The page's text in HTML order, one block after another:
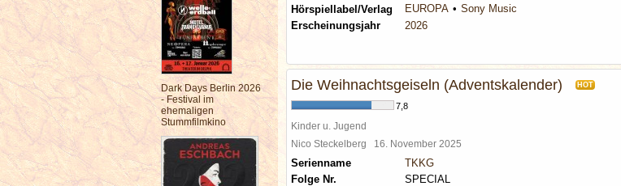
Dark Days Berlin 2026
- Festival im
ehemaligen
Stummfilmkino
Hörspiellabel/Verlag
EUROPA
Sony Music
Erscheinungsjahr
2026
Die Weihnachtsgeiseln (Adventskalender) HOT
7,8
Kinder u. Jugend
Nico Steckelberg 16. November 2025
Serienname
TKKG
Folge Nr.
SPECIAL